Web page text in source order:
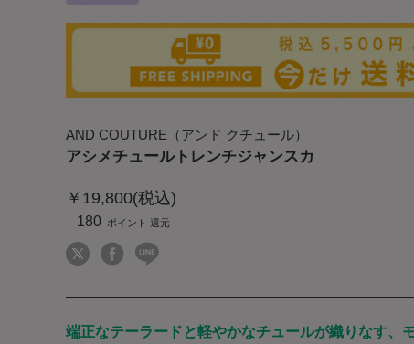
AND COUTURE（アンド クチュール）
アシメチュールトレンチジャンスカ
￥19,800(税込)
180
端正なテーラードと軽やかなチュールが織りなす、